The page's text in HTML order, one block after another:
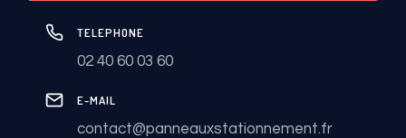
TELEPHONE
02 40 60 03 60
E-MAIL
contact@panneauxstationnement.fr